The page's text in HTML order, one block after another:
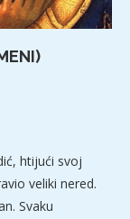
htijući svoj
veliki nered.
Svaku